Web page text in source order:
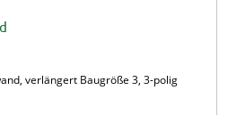
verlängert Baugröße 3, 3-polig